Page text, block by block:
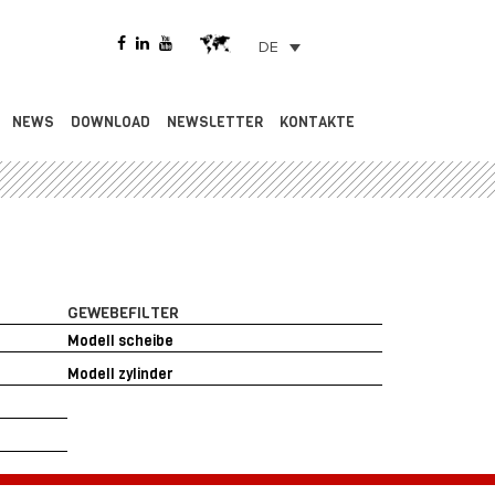
NEWS DOWNLOAD NEWSLETTER KONTAKTE
DE
GEWEBEFILTER
Modell scheibe
Modell zylinder